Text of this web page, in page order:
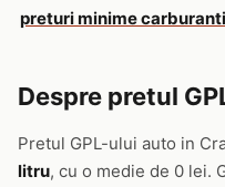
preturi minime carburanti
Despre pretul
Pretul GPL-ului auto in
litru, cu o medie de 0 lei.